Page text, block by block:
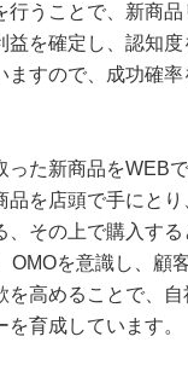
行うことで、新商
益を確定し、認知
ますので、成功確
た新商品をWEB
品を店頭で手にと
、その上で購入す
OMOを意識し、顧
を高めることで、自
育成しています。